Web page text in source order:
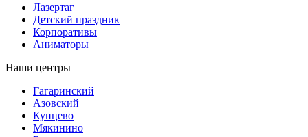
Лазертаг
Детский праздник
Корпоративы
Аниматоры
Наши центры
Гагаринский
Азовский
Кунцево
Мякинино